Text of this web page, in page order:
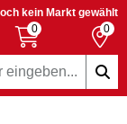
kein Markt gewählt
0
0